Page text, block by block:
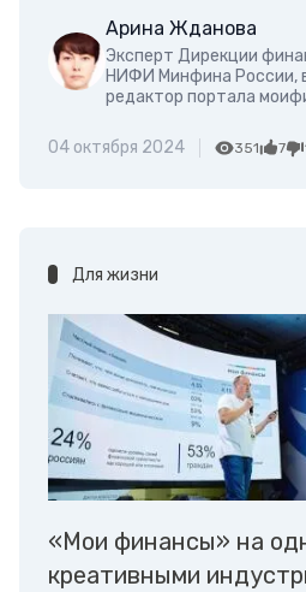
Арина Жданова
Эксперт Дирекции
НИФИ Минфина России,
редактор портала
04 октября 2024 351 7
Для жизни
«Мои финансы» на
креативными